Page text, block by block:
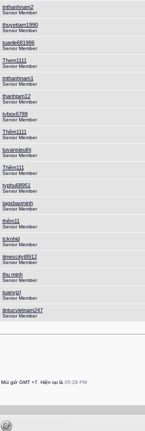
tnthanhnam2
Senior Member
thuyettam1990
Senior Member
tuanle681986
Senior Member
Them1111
Senior Member
tnthanhnam1
Senior Member
thanhtam12
Senior Member
tvbox6789
Senior Member
Thêm1111
Senior Member
tuvansieuthi
Senior Member
Thêm111
Senior Member
typhu68951
Senior Member
tagsbaominh
Senior Member
thêm11
Senior Member
tcknhid
Senior Member
timescityt8912
Senior Member
thu minh
Senior Member
tuanvjzl
Senior Member
tintucvietnam247
Senior Member
Múi giờ GMT +7. Hiện tại là 05:28 PM